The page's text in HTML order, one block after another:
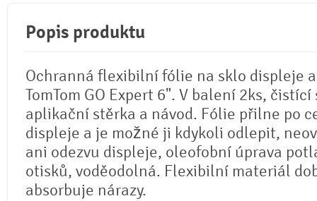
Popis produktu
Ochranná flexibilní fólie na sklo displeje
TomTom GO Expert 6". V balení 2ks, čistící
aplikační stěrka a návod. Fólie přilne po
displeje a je možné ji kdykoli odlepit,
ani odezvu displeje, oleofobní úprava
otisků, voděodolná. Flexibilní materiál
absorbuje nárazy.